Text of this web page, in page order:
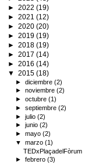
► 2022 (19)
► 2021 (12)
► 2020 (20)
► 2019 (19)
► 2018 (19)
► 2017 (14)
► 2016 (14)
▼ 2015 (18)
►diciembre(2)
►noviembre(2)
►octubre(1)
►septiembre(2)
►julio(2)
►junio(2)
►mayo(2)
▼marzo(1)
TEDxPlaçadelFòrum
►febrero(3)